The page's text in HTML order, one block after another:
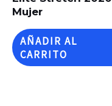
Mujer
AÑADIR AL
CARRITO